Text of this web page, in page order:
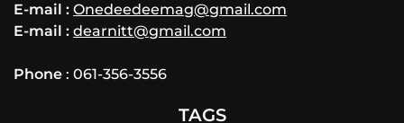
E-mail : Onedeedeemag@gmail.com
E-mail : dearnitt@gmail.com
Phone : 061-356-3556
TAGS